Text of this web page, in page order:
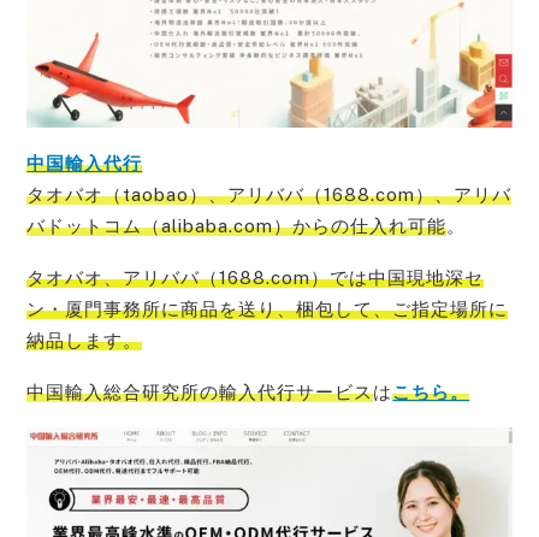
中国輸入代行
タオバオ（taobao）、アリババ（1688.com）、アリバ
バドットコム（alibaba.com）からの仕入れ可能。
タオバオ、アリババ（1688.com）では中国現地深セ
ン・厦門事務所に商品を送り、梱包して、ご指定場所に
納品します。
中国輸入総合研究所の輸入代行サービスはこちら。